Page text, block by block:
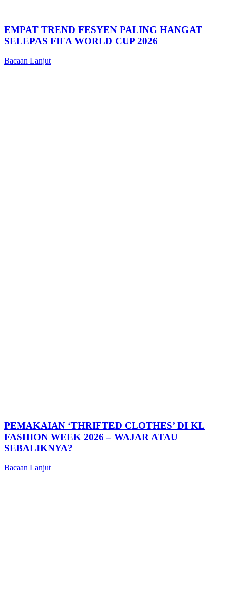
EMPAT TREND FESYEN PALING HANGAT
SELEPAS FIFA WORLD CUP 2026
Bacaan Lanjut
PEMAKAIAN ‘THRIFTED CLOTHES’ DI KL
FASHION WEEK 2026 – WAJAR ATAU
SEBALIKNYA?
Bacaan Lanjut